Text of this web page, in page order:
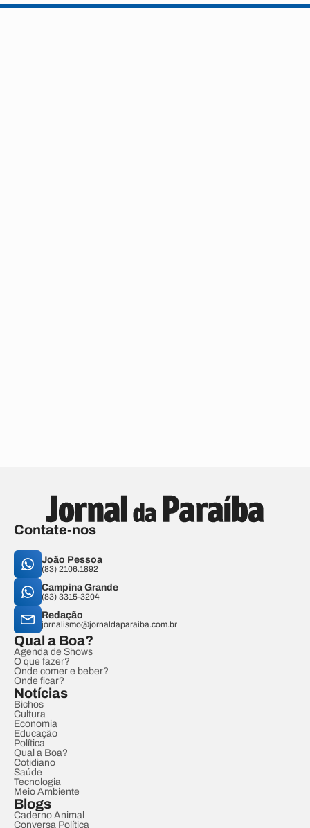
Contate-nos
João Pessoa
(83) 2106.1892
Campina Grande
(83) 3315-3204
Redação
jornalismo@jornaldaparaiba.com.br
Qual a Boa?
Agenda de Shows
O que fazer?
Onde comer e beber?
Onde ficar?
Notícias
Bichos
Cultura
Economia
Educação
Política
Qual a Boa?
Cotidiano
Saúde
Tecnologia
Meio Ambiente
Blogs
Caderno Animal
Conversa Política